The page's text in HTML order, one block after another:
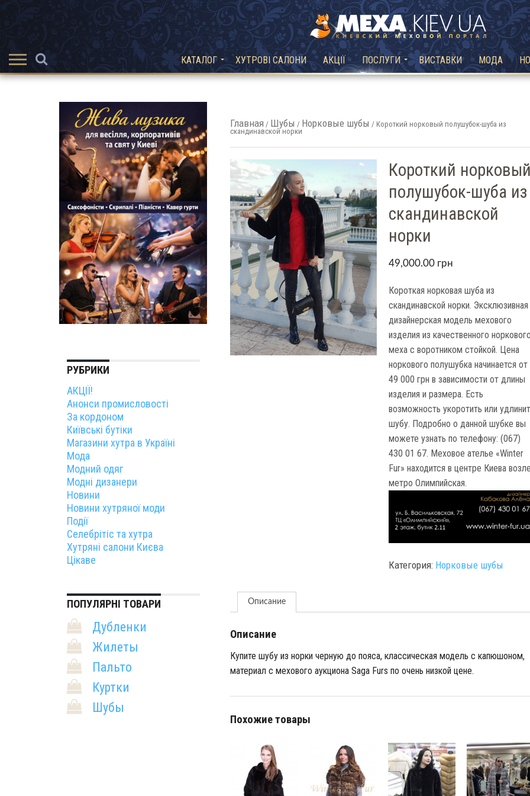
КАТАЛОГ ХУТРОВІ САЛОНИ АКЦІЇ ПОСЛУГИ ВИСТАВКИ МОДА
Главная / Шубы / Норковые шубы / Короткий норковый полушубок-шуба из
скандинавской норки
Короткий норковый
полушубок-шуба из
скандинавской
норки
49,000.00 грн
Короткая норковая шуба из
скандинавской норки. Эксклюзивная
дизайнерская модель мехового
изделия из качественного норкового
меха с воротником стойкой. Цена
норкового полушубка начинается от
49 000 грн в зависимости от длины
изделия и размера. Есть
возможность укоротить или
шубу. Подробно о данной шубке вы
можете узнать по телефону: (067)
430 01 67. Меховое ателье «Winter
Fur» находится в центре Киева возле
метро Олимпийская.
Категория: Норковые шубы
Описание
Описание
Купите шубу из норки черную до пояса, классическая модель с капюшоном,
материал с мехового аукциона Saga Furs по очень низкой цене.
Похожие товары
РУБРИКИ
АКЦІЇ!
Анонси промисловості
За кордоном
Київські бутіки
Магазини хутра в Україні
Мода
Модний одяг
Модні дизанери
Новини
Новини хутряної моди
Події
Селебрітіс та хутра
Хутряні салони Києва
Цікаве
ПОПУЛЯРНІ ТОВАРИ
Дубленки
Жилеты
Пальто
Куртки
Шубы